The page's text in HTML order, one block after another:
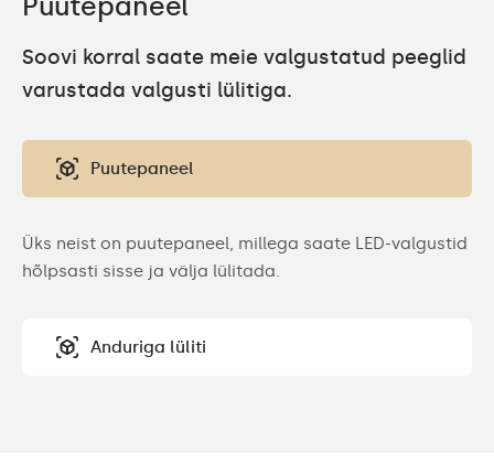
Soovi korral saate meie valgustatud peeglid
varustada valgusti lülitiga.
Puutepaneel
Üks neist on puutepaneel, millega saate LED-valgustid
hõlpsasti sisse ja välja lülitada.
Anduriga lüliti